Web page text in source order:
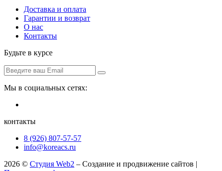
Доставка и оплата
Гарантии и возврат
О нас
Контакты
Будьте в курсе
Мы в социальных сетях:
контакты
8 (926) 807-57-57
info@koreacs.ru
2026 © Студия Web2 – Создание и продвижение сайтов |